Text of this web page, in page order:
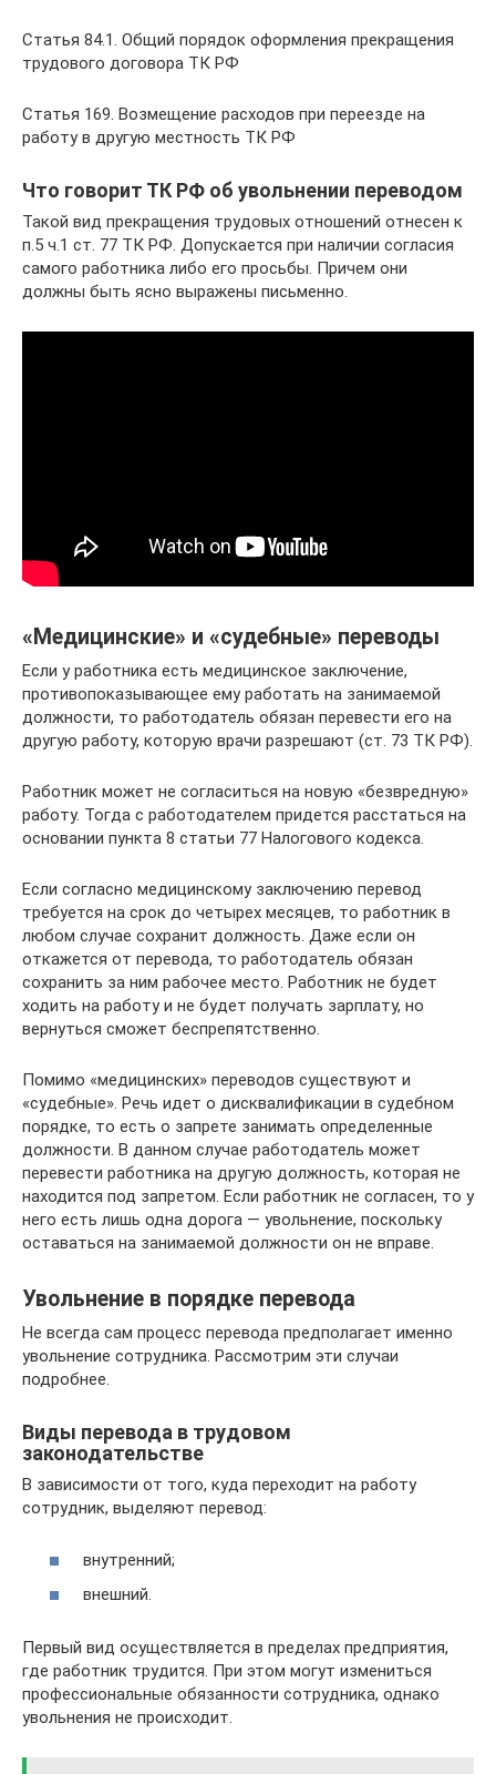
Статья 84.1. Общий порядок оформления прекращения
трудового договора ТК РФ
Статья 169. Возмещение расходов при переезде на
работу в другую местность ТК РФ
Что говорит ТК РФ об увольнении переводом
Такой вид прекращения трудовых отношений отнесен к
п.5 ч.1 ст. 77 ТК РФ. Допускается при наличии согласия
самого работника либо его просьбы. Причем они
должны быть ясно выражены письменно.
«Медицинские» и «судебные» переводы
Если у работника есть медицинское заключение,
противопоказывающее ему работать на занимаемой
должности, то работодатель обязан перевести его на
другую работу, которую врачи разрешают (ст. 73 ТК РФ).
Работник может не согласиться на новую «безвредную»
работу. Тогда с работодателем придется расстаться на
основании пункта 8 статьи 77 Налогового кодекса.
Если согласно медицинскому заключению перевод
требуется на срок до четырех месяцев, то работник в
любом случае сохранит должность. Даже если он
откажется от перевода, то работодатель обязан
сохранить за ним рабочее место. Работник не будет
ходить на работу и не будет получать зарплату, но
вернуться сможет беспрепятственно.
Помимо «медицинских» переводов существуют и
«судебные». Речь идет о дисквалификации в судебном
порядке, то есть о запрете занимать определенные
должности. В данном случае работодатель может
перевести работника на другую должность, которая не
находится под запретом. Если работник не согласен, то у
него есть лишь одна дорога — увольнение, поскольку
оставаться на занимаемой должности он не вправе.
Увольнение в порядке перевода
Не всегда сам процесс перевода предполагает именно
увольнение сотрудника. Рассмотрим эти случаи
подробнее.
Виды перевода в трудовом
законодательстве
В зависимости от того, куда переходит на работу
сотрудник, выделяют перевод:
внутренний;
внешний.
Первый вид осуществляется в пределах предприятия,
где работник трудится. При этом могут измениться
профессиональные обязанности сотрудника, однако
увольнения не происходит.